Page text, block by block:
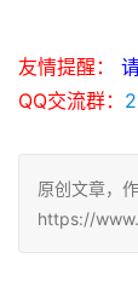
友情提醒：
QQ交流群：
原创文章，
https://